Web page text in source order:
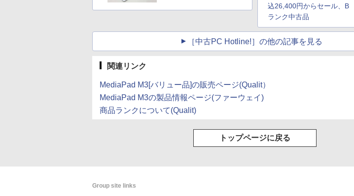
込26,400円からセール、B
ランク中古品
［中古PC Hotline!］の他の記事を見る
関連リンク
MediaPad M3[バリュー品]の販売ページ(Qualit）
MediaPad M3の製品情報ページ(ファーウェイ)
商品ランクについて(Qualit)
トップページに戻る
Group site links